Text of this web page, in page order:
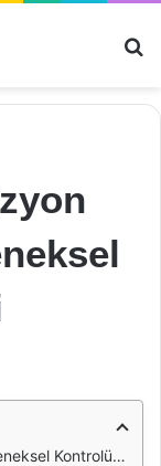
Kontrolün Önemi